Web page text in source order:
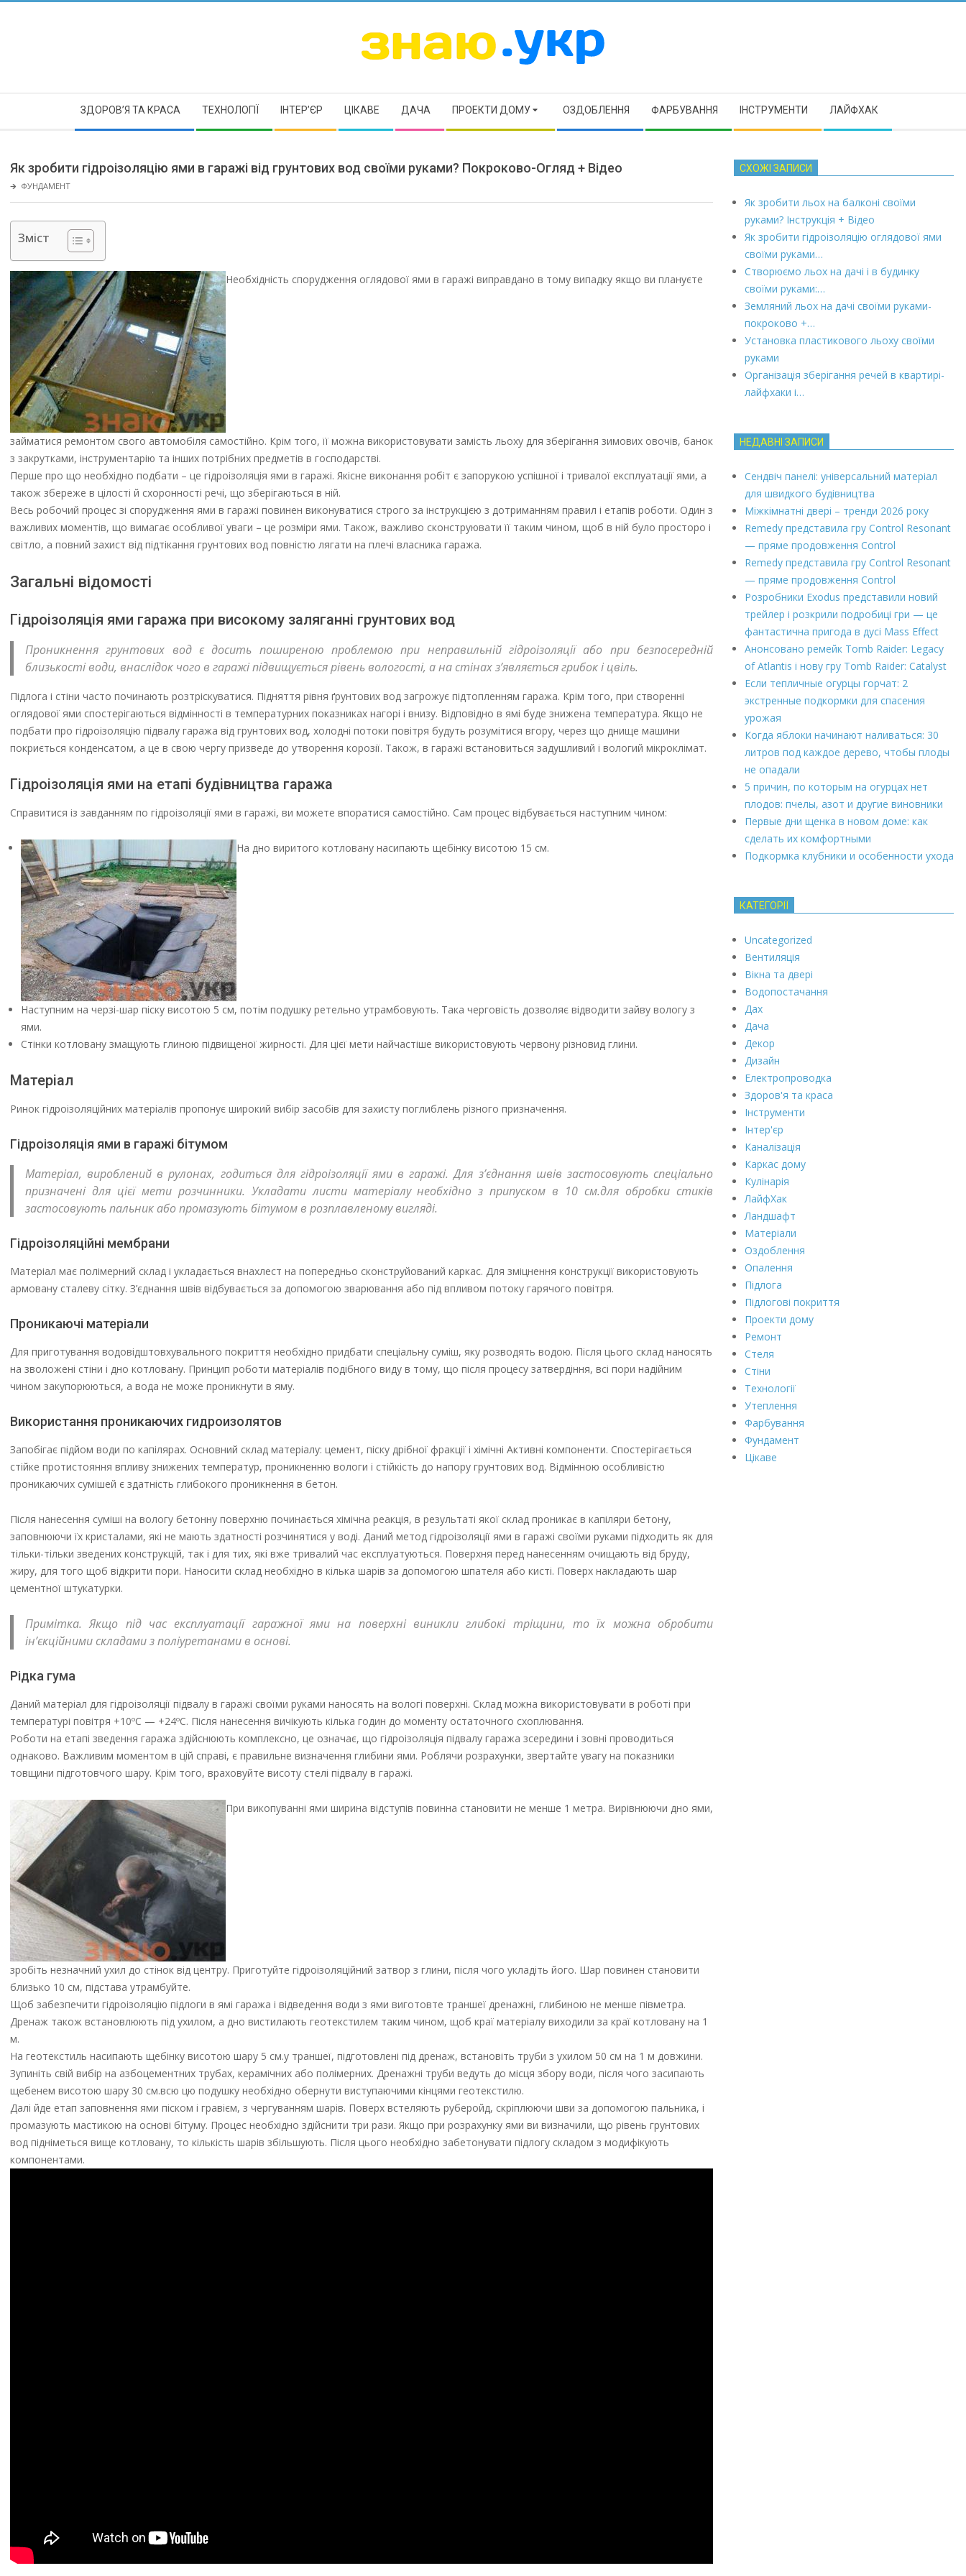
ЗНАЮ
ЗДОРОВ’Я ТА КРАСА ТЕХНОЛОГІЇ ІНТЕР’ЄР ЦІКАВЕ ДАЧА ПРОЕКТИ ДОМУ ОЗДОБЛЕННЯ ФАРБУВАННЯ ІНСТРУМЕНТИ ЛАЙФХАК
Як зробити гідроізоляцію ями в гаражі від грунтових вод своїми руками? Покроково-Огляд + Відео
🡲 ФУНДАМЕНТ
Зміст
Необхідність спорудження оглядової ями в гаражі виправдано в тому випадку якщо ви плануєте
займатися ремонтом свого автомобіля самостійно. Крім того, її можна використовувати замість льоху для зберігання зимових овочів, банок
з закрутками, інструментарію та інших потрібних предметів в господарстві.
Перше про що необхідно подбати – це гідроізоляція ями в гаражі. Якісне виконання робіт є запорукою успішної і тривалої експлуатації ями, а
також збереже в цілості й схоронності речі, що зберігаються в ній.
Весь робочий процес зі спорудження ями в гаражі повинен виконуватися строго за інструкцією з дотриманням правил і етапів роботи. Один з
важливих моментів, що вимагає особливої уваги – це розміри ями. Також, важливо сконструювати її таким чином, щоб в ній було просторо і
світло, а повний захист від підтікання грунтових вод повністю лягати на плечі власника гаража.
Загальні відомості
Гідроізоляція ями гаража при високому заляганні грунтових вод
Проникнення грунтових вод є досить поширеною проблемою при неправильній гідроізоляції або при безпосередній
близькості води, внаслідок чого в гаражі підвищується рівень вологості, а на стінах з’являється грибок і цвіль.
Підлога і стіни часто починають розтріскуватися. Підняття рівня ґрунтових вод загрожує підтопленням гаража. Крім того, при створенні
оглядової ями спостерігаються відмінності в температурних показниках нагорі і внизу. Відповідно в ямі буде знижена температура. Якщо не
подбати про гідроізоляцію підвалу гаража від грунтових вод, холодні потоки повітря будуть розумітися вгору, через що днище машини
покриється конденсатом, а це в свою чергу призведе до утворення корозії. Також, в гаражі встановиться задушливий і вологий мікроклімат.
Гідроізоляція ями на етапі будівництва гаража
Справитися із завданням по гідроізоляції ями в гаражі, ви можете впоратися самостійно. Сам процес відбувається наступним чином:
На дно виритого котловану насипають щебінку висотою 15 см.
Наступним на черзі-шар піску висотою 5 см, потім подушку ретельно утрамбовують. Така черговість дозволяє відводити зайву вологу з
ями.
Стінки котловану змащують глиною підвищеної жирності. Для цієї мети найчастіше використовують червону різновид глини.
Матеріал
Ринок гідроізоляційних матеріалів пропонує широкий вибір засобів для захисту поглиблень різного призначення.
Гідроізоляція ями в гаражі бітумом
Матеріал, вироблений в рулонах, годиться для гідроізоляції ями в гаражі. Для з’єднання швів застосовують спеціально
призначені для цієї мети розчинники. Укладати листи матеріалу необхідно з припуском в 10 см.для обробки стиків
застосовують пальник або промазують бітумом в розплавленому вигляді.
Гідроізоляційні мембрани
Матеріал має полімерний склад і укладається внахлест на попередньо сконструйований каркас. Для зміцнення конструкції використовують
армовану сталеву сітку. З’єднання швів відбувається за допомогою зварювання або під впливом потоку гарячого повітря.
Проникаючі матеріали
Для приготування водовідштовхувального покриття необхідно придбати спеціальну суміш, яку розводять водою. Після цього склад наносять
на зволожені стіни і дно котловану. Принцип роботи матеріалів подібного виду в тому, що після процесу затвердіння, всі пори надійним
чином закупорюються, а вода не може проникнути в яму.
Використання проникаючих гидроизолятов
Запобігає підйом води по капілярах. Основний склад матеріалу: цемент, піску дрібної фракції і хімічні Активні компоненти. Спостерігається
стійке протистояння впливу знижених температур, проникненню вологи і стійкість до напору грунтових вод. Відмінною особливістю
проникаючих сумішей є здатність глибокого проникнення в бетон.
Після нанесення суміші на вологу бетонну поверхню починається хімічна реакція, в результаті якої склад проникає в капіляри бетону,
заповнюючи їх кристалами, які не мають здатності розчинятися у воді. Даний метод гідроізоляції ями в гаражі своїми руками підходить як для
тільки-тільки зведених конструкцій, так і для тих, які вже тривалий час експлуатуються. Поверхня перед нанесенням очищають від бруду,
жиру, для того щоб відкрити пори. Наносити склад необхідно в кілька шарів за допомогою шпателя або кисті. Поверх накладають шар
цементної штукатурки.
Примітка. Якщо під час експлуатації гаражної ями на поверхні виникли глибокі тріщини, то їх можна обробити
ін’єкційними складами з поліуретанами в основі.
Рідка гума
Даний матеріал для гідроізоляції підвалу в гаражі своїми руками наносять на вологі поверхні. Склад можна використовувати в роботі при
температурі повітря +10ºС — +24ºС. Після нанесення вичікують кілька годин до моменту остаточного схоплювання.
Роботи на етапі зведення гаража здійснюють комплексно, це означає, що гідроізоляція підвалу гаража зсередини і зовні проводиться
однаково. Важливим моментом в цій справі, є правильне визначення глибини ями. Роблячи розрахунки, звертайте увагу на показники
товщини підготовчого шару. Крім того, враховуйте висоту стелі підвалу в гаражі.
При викопуванні ями ширина відступів повинна становити не менше 1 метра. Вирівнюючи дно ями,
зробіть незначний ухил до стінок від центру. Приготуйте гідроізоляційний затвор з глини, після чого укладіть його. Шар повинен становити
близько 10 см, підстава утрамбуйте.
Щоб забезпечити гідроізоляцію підлоги в ямі гаража і відведення води з ями виготовте траншеї дренажні, глибиною не менше півметра.
Дренаж також встановлюють під ухилом, а дно вистилають геотекстилем таким чином, щоб краї матеріалу виходили за краї котловану на 1
м.
На геотекстиль насипають щебінку висотою шару 5 см.у траншеї, підготовлені під дренаж, встановіть труби з ухилом 50 см на 1 м довжини.
Зупиніть свій вибір на азбоцементних трубах, керамічних або полімерних. Дренажні труби ведуть до місця збору води, після чого засипають
щебенем висотою шару 30 см.всю цю подушку необхідно обернути виступаючими кінцями геотекстилю.
Далі йде етап заповнення ями піском і гравієм, з чергуванням шарів. Поверх встеляють руберойд, скріплюючи шви за допомогою пальника, і
промазують мастикою на основі бітуму. Процес необхідно здійснити три рази. Якщо при розрахунку ями ви визначили, що рівень грунтових
вод підніметься вище котловану, то кількість шарів збільшують. Після цього необхідно забетонувати підлогу складом з модифікують
компонентами.
СХОЖІ ЗАПИСИ
Як зробити льох на балконі своїми
руками? Інструкція + Відео
Як зробити гідроізоляцію оглядової ями
своїми руками…
Створюємо льох на дачі і в будинку
своїми руками:…
Земляний льох на дачі своїми руками-
покроково +…
Установка пластикового льоху своїми
руками
Організація зберігання речей в квартирі-
лайфхаки і…
НЕДАВНІ ЗАПИСИ
Сендвіч панелі: універсальний матеріал
для швидкого будівництва
Міжкімнатні двері – тренди 2026 року
Remedy представила гру Control Resonant
— пряме продовження Control
Remedy представила гру Control Resonant
— пряме продовження Control
Розробники Exodus представили новий
трейлер і розкрили подробиці гри — це
фантастична пригода в дусі Mass Effect
Анонсовано ремейк Tomb Raider: Legacy
of Atlantis і нову гру Tomb Raider: Catalyst
Если тепличные огурцы горчат: 2
экстренные подкормки для спасения
урожая
Когда яблоки начинают наливаться: 30
литров под каждое дерево, чтобы плоды
не опадали
5 причин, по которым на огурцах нет
плодов: пчелы, азот и другие виновники
Первые дни щенка в новом доме: как
сделать их комфортными
Подкормка клубники и особенности ухода
КАТЕГОРІЇ
Uncategorized
Вентиляція
Вікна та двері
Водопостачання
Дах
Дача
Декор
Дизайн
Електропроводка
Здоров'я та краса
Інструменти
Інтер'єр
Каналізація
Каркас дому
Кулінарія
ЛайфХак
Ландшафт
Матеріали
Оздоблення
Опалення
Підлога
Підлогові покриття
Проекти дому
Ремонт
Стеля
Стіни
Технології
Утеплення
Фарбування
Фундамент
Цікаве